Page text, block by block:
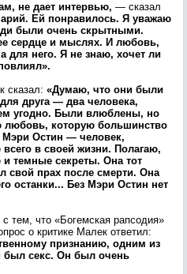
не дает интервью, — сказал
Ей понравилось. Я уважаю
были очень скрытными.
сердце и мыслях. И любовь,
для него. Я не знаю, хочет ли
сказал: «Думаю, что они были
друга — два человека,
угодно. Были влюблены, но
любовь, которую большинство
Остин — человек,
в своей жизни. Полагаю,
и темные секреты. Она тот
свой прах после смерти. Она
останки... Без Мэри Остин нет
тем, что «Богемская рапсодия»
о критике Малек ответил:
признанию, одним из
секс. Он был очень